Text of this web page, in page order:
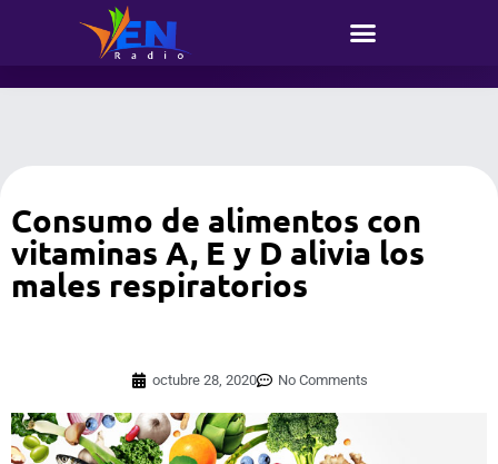
Consumo de alimentos con
vitaminas A, E y D alivia los
males respiratorios
octubre 28, 2020 No Comments